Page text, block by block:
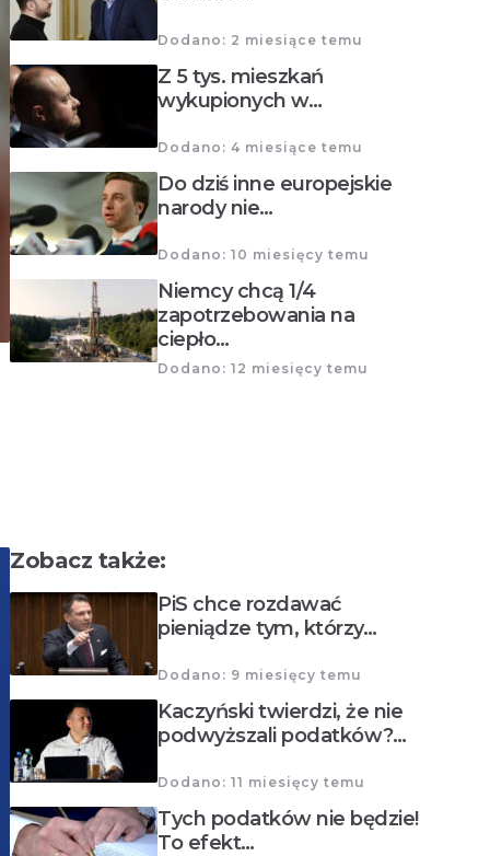
Dodano: 2 miesiące temu
Z 5 tys. mieszkań
wykupionych w…
Dodano: 4 miesiące temu
Do dziś inne europejskie
narody nie…
Dodano: 10 miesięcy temu
Niemcy chcą 1/4
zapotrzebowania na
ciepło…
Dodano: 12 miesięcy temu
Zobacz także:
PiS chce rozdawać
pieniądze tym, którzy…
Dodano: 9 miesięcy temu
Kaczyński twierdzi, że nie
podwyższali podatków?…
Dodano: 11 miesięcy temu
Tych podatków nie będzie!
To efekt…